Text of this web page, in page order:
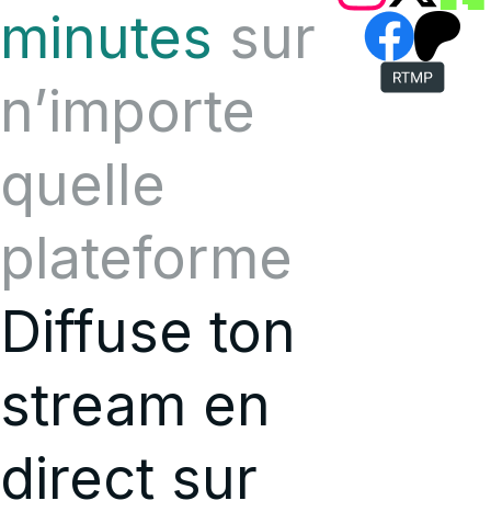
minutes sur
n’importe
quelle
plateforme
Diffuse ton
stream en
direct sur